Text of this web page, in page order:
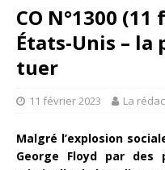
CO N°1300
États-Unis –
tuer
11 février 2023 La
Malgré l’explosion
George Floyd par des